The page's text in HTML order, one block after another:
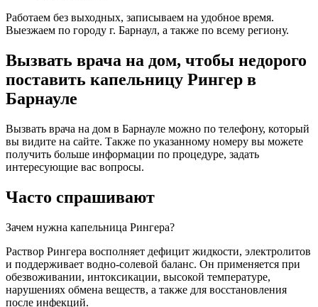
Работаем без выходных, записываем на удобное время.
Выезжаем по городу г. Барнаул, а также по всему региону.
Вызвать врача на дом, чтобы недорого
поставить капельницу Рингер в
Барнауле
Вызвать врача на дом в Барнауле можно по телефону, который
вы видите на сайте. Также по указанному номеру вы можете
получить больше информации по процедуре, задать
интересующие вас вопросы.
Часто спрашивают
Зачем нужна капельница Рингера?
Раствор Рингера восполняет дефицит жидкости, электролитов
и поддерживает водно-солевой баланс. Он применяется при
обезвоживании, интоксикации, высокой температуре,
нарушениях обмена веществ, а также для восстановления
после инфекций.